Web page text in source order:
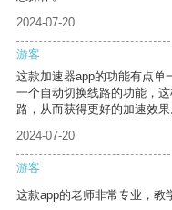
2024-07-20
游客
这款加速器app的功能有点单
一个自动切换线路的功能，
路，从而获得更好的加速效果
2024-07-20
游客
这款app的老师非常专业，教